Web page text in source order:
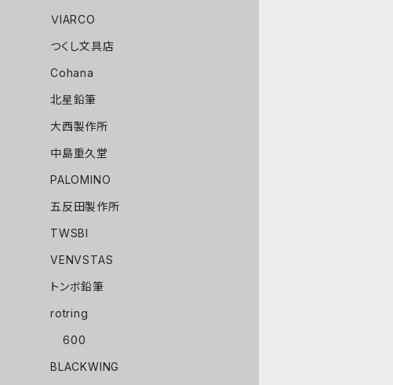
ＶIARCO
つくし文具店
Cohana
北星鉛筆
大西製作所
中島重久堂
PALOMINO
五反田製作所
TWSBI
VENVSTAS
トンボ鉛筆
rotring
600
BLACKWING